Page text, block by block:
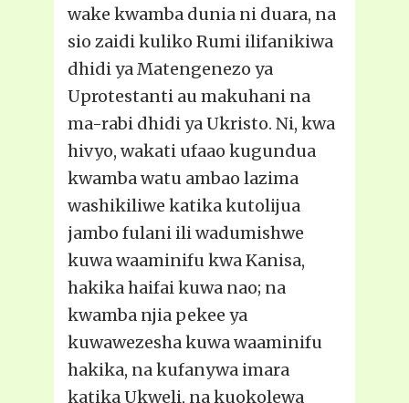
wake kwamba dunia ni duara, na
sio zaidi kuliko Rumi ilifanikiwa
dhidi ya Matengenezo ya
Uprotestanti au makuhani na
ma-rabi dhidi ya Ukristo. Ni, kwa
hivyo, wakati ufaao kugundua
kwamba watu ambao lazima
washikiliwe katika kutolijua
jambo fulani ili wadumishwe
kuwa waaminifu kwa Kanisa,
hakika haifai kuwa nao; na
kwamba njia pekee ya
kuwawezesha kuwa waaminifu
hakika, na kufanywa imara
katika Ukweli, na kuokolewa